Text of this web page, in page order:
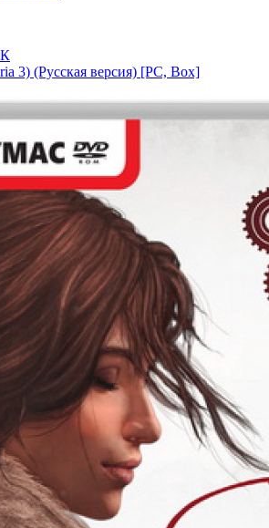
3) (Русская версия) [PC, Box]